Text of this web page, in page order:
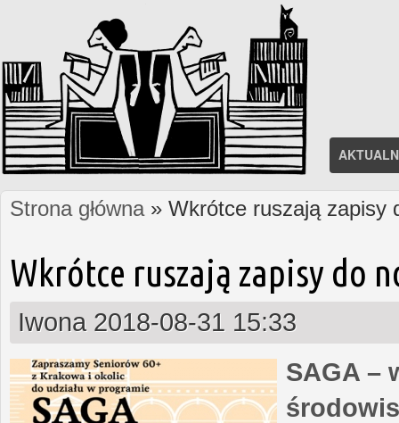
Jesteś tutaj
Strona główna» Wkrótce ruszają zapisy
Wkrótce ruszają zapisy do
Iwona 2018-08-31 15:33
SAGA –